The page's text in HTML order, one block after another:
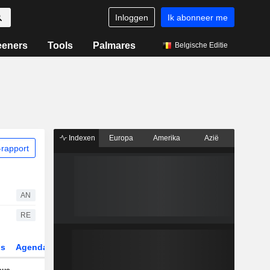
Inloggen Ik abonneer me
Tools Palmares Belgische Editie
AN
RE
Agenda
Indexen Europa Amerika Azië